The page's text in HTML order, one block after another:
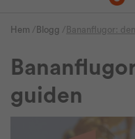
Hem / Blogg / Bananflugor:
guiden